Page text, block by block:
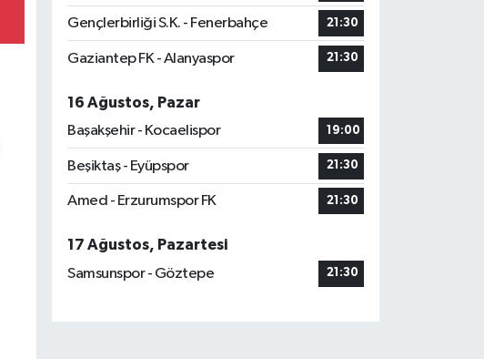
Gençlerbirliği S.K. - Fenerbahçe 21:30
Gaziantep FK - Alanyaspor 21:30
16 Ağustos, Pazar
Başakşehir - Kocaelispor
19:00
Beşiktaş - Eyüpspor 21:30
Amed - Erzurumspor FK 21:30
17 Ağustos, Pazartesi
Samsunspor - Göztepe
21:30